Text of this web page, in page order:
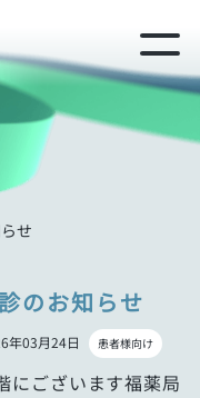
せ
のお知らせ
患者様向け
年03月24日
にございます福薬局